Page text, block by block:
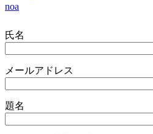
noa
氏名
メールアドレス
題名